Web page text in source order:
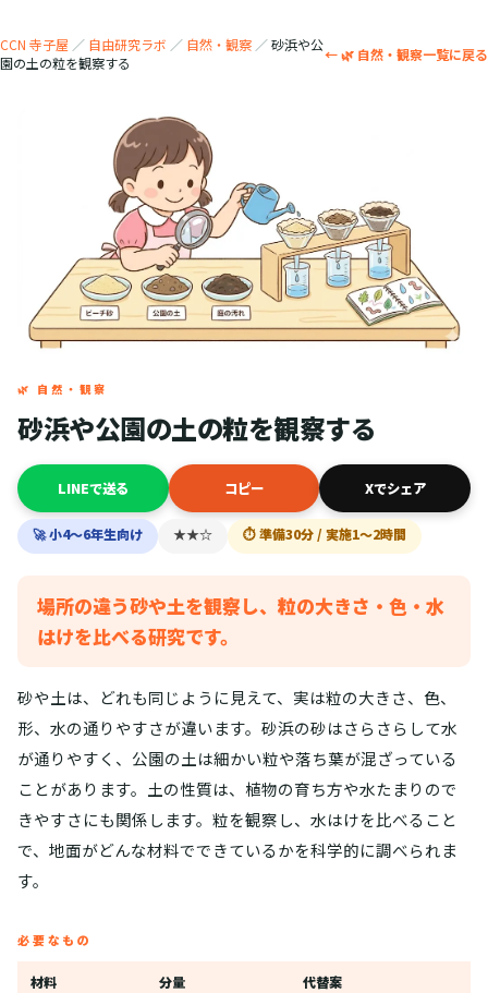
CCN 寺子屋 ／ 自由研究ラボ ／ 自然・観察 ／砂浜や公
園の土の粒を観察する
← 🌿 自然・観察一覧に戻る
🌿 自然・観察
砂浜や公園の土の粒を観察する
LINEで送る コピー Xでシェア
🚀 小4〜6年生向け ★★☆ ⏱ 準備30分 / 実施1〜2時間
場所の違う砂や土を観察し、粒の大きさ・色・水
はけを比べる研究です。
砂や土は、どれも同じように見えて、実は粒の大きさ、色、
形、水の通りやすさが違います。砂浜の砂はさらさらして水
が通りやすく、公園の土は細かい粒や落ち葉が混ざっている
ことがあります。土の性質は、植物の育ち方や水たまりので
きやすさにも関係します。粒を観察し、水はけを比べること
で、地面がどんな材料でできているかを科学的に調べられま
す。
必要なもの
材料 分量 代替案